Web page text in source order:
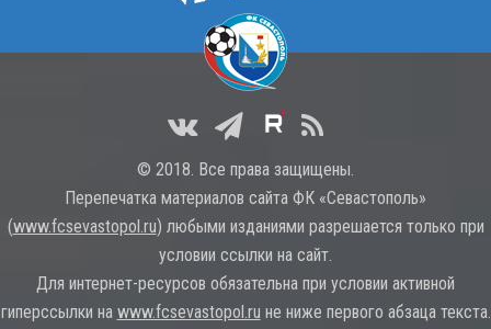
© 2018. Все права защищены.
Перепечатка материалов сайта ФК «Севастополь»
(www.fcsevastopol.ru) любыми изданиями разрешается только при
условии ссылки на сайт.
Для интернет-ресурсов обязательна при условии активной
гиперссылки на www.fcsevastopol.ru не ниже первого абзаца текста.